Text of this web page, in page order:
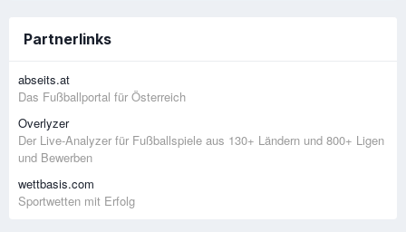
Partnerlinks
abseits.at
Das Fußballportal für Österreich
Overlyzer
Der Live-Analyzer für Fußballspiele aus 130+ Ländern und 800+ Ligen
und Bewerben
wettbasis.com
Sportwetten mit Erfolg